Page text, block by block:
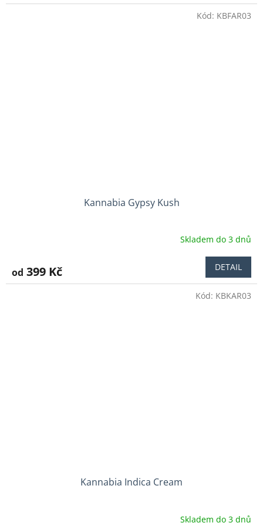
Kannabia Gypsy Kush
Skladem do 3 dnů
od 399 Kč DETAIL
Kód: KBFAR03
Kannabia Indica Cream
Skladem do 3 dnů
Kód: KBKAR03